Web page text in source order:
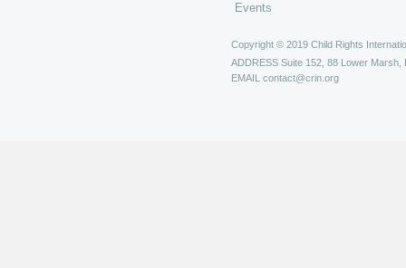
Events
Copyright © 2019 Child Rights
ADDRESS Suite 152, 88 Lower Marsh,
EMAIL contact@crin.org